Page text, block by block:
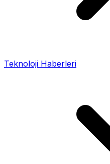
Teknoloji Haberleri